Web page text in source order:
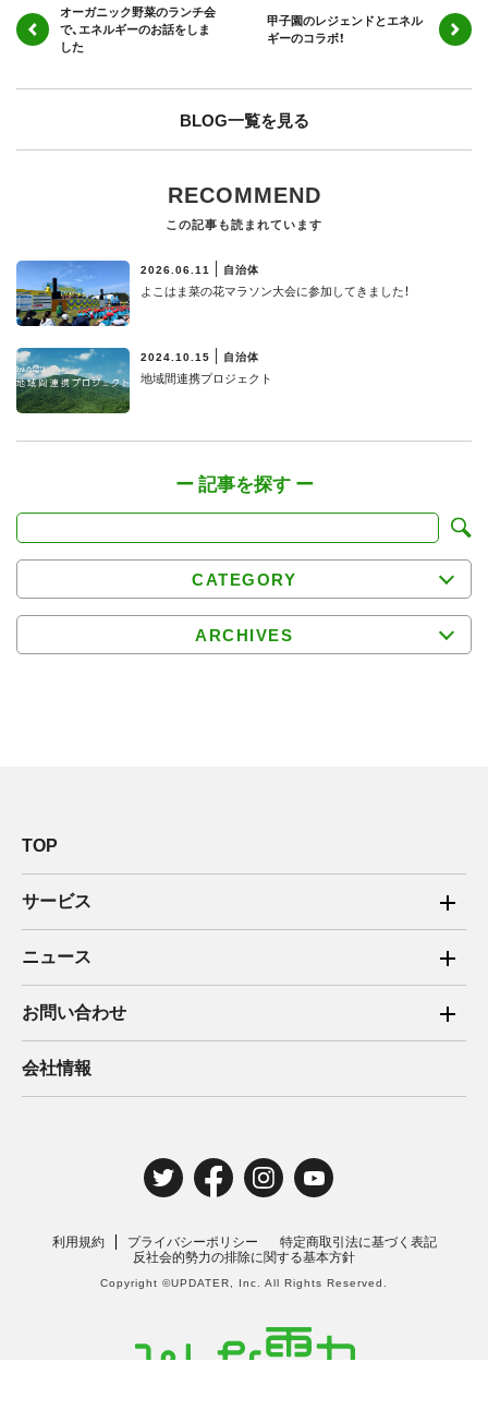
オーガニック野菜のランチ会
で、エネルギーのお話をしま
した
甲子園のレジェンドとエネル
ギーのコラボ！
BLOG一覧を見る
RECOMMEND
この記事も読まれています
2026.06.11 自治体
よこはま菜の花マラソン大会に参加してきました！
2024.10.15 自治体
地域間連携プロジェクト
CATEGORY
ARCHIVES
TOP
サービス
ご家庭向け電力サービス
法人向け脱炭素サービス
住宅用太陽光売電 卒FIT
ニュース
2025年
2024年
2019年
お問い合わせ
ご家庭向け電力サービス・卒FIT電気の売電
法人向け脱炭素サービス・新電力向けサービス
電気工事のお申込み
会社情報
利用規約 プライバシーポリシー
特定商取引法に基づく表記
反社会的勢力の排除に関する基本方針
Copyright ©UPDATER, Inc. All Rights Reserved.